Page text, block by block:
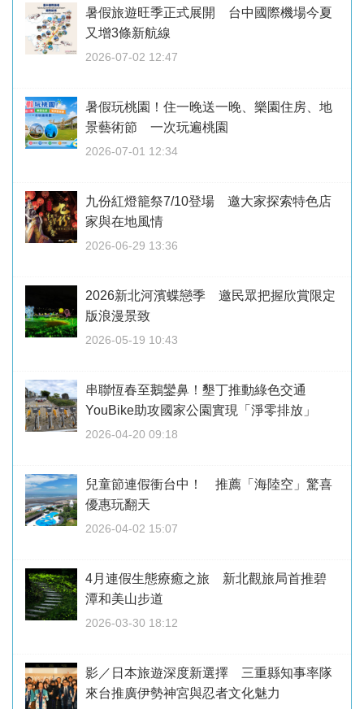
暑假旅遊旺季正式展開 台中國際機場今夏
又增3條新航線
2026-07-02 12:47
暑假玩桃園！住一晚送一晚、樂園住房、地
景藝術節 一次玩遍桃園
2026-07-01 12:34
九份紅燈籠祭7/10登場 邀大家探索特色店
家與在地風情
2026-06-29 13:36
2026新北河濱蝶戀季 邀民眾把握欣賞限定
版浪漫景致
2026-05-19 10:43
串聯恆春至鵝鑾鼻！墾丁推動綠色交通
YouBike助攻國家公園實現「淨零排放」
2026-04-20 09:18
兒童節連假衝台中！ 推薦「海陸空」驚喜
優惠玩翻天
2026-04-02 15:07
4月連假生態療癒之旅 新北觀旅局首推碧
潭和美山步道
2026-03-30 18:12
影／日本旅遊深度新選擇 三重縣知事率隊
來台推廣伊勢神宮與忍者文化魅力